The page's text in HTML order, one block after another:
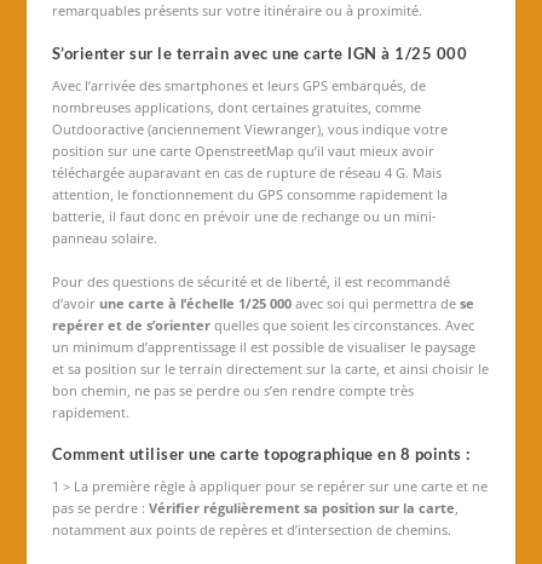
remarquables présents sur votre itinéraire ou à proximité.
S’orienter sur le terrain avec une carte IGN à 1/25 000
Avec l’arrivée des smartphones et leurs GPS embarqués, de
nombreuses applications, dont certaines gratuites, comme
Outdooractive (anciennement Viewranger), vous indique votre
position sur une carte OpenstreetMap qu’il vaut mieux avoir
téléchargée auparavant en cas de rupture de réseau 4 G. Mais
attention, le fonctionnement du GPS consomme rapidement la
batterie, il faut donc en prévoir une de rechange ou un mini-
panneau solaire.
Pour des questions de sécurité et de liberté, il est recommandé
d’avoir une carte à l’échelle 1/25 000avec soi qui permettra de se
repérer et de s’orienterquelles que soient les circonstances. Avec
un minimum d’apprentissage il est possible de visualiser le paysage
et sa position sur le terrain directement sur la carte, et ainsi choisir le
bon chemin, ne pas se perdre ou s’en rendre compte très
rapidement.
Comment utiliser une carte topographique en 8 points :
1 > La première règle à appliquer pour se repérer sur une carte et ne
pas se perdre : Vérifier régulièrement sa position sur la carte,
notamment aux points de repères et d’intersection de chemins.